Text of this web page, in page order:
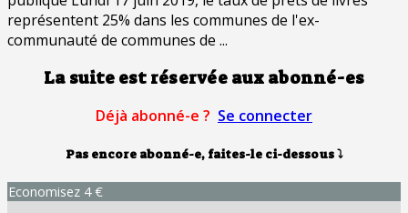
représentent 25% dans les communes de l'ex-
communauté de communes de ...
La suite est réservée aux abonné-es
Déjà abonné-e ? Se connecter
Pas encore abonné-e, faites-le ci-dessous⤵
Economisez 4 €